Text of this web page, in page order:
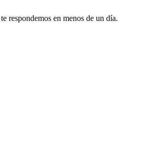
respondemos en menos de un día.